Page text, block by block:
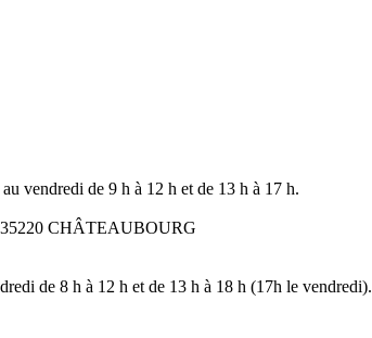
vendredi de 9 h à 12 h et de 13 h à 17 h.
35220 CHÂTEAUBOURG
de 8 h à 12 h et de 13 h à 18 h (17h le vendredi).